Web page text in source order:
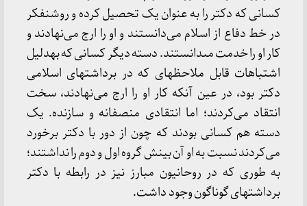
کسانى که دکتر را به‏ عنوان یک تحصیل‏ کرده و روشنفکر
در خط دفاع از اسلام مى‏‌دانستند و او را ارج مى‏‌نهادند و
کار او را خدمت مى‏دانستند. دسته دیگر کسانى که به‏دلیل
اشتباهات قابل ملاحظه‏اى که در برداشت‏هاى اسلامى
دکتر بود، در عین آنکه کار او را ارج مى‏‌نهادند، سخت
انتقاد مى‏‌کردند؛ اما انتقادى منصفانه و سازنده. یک
دسته هم کسانى بودند که چون از دور با دکتر برخورد
مى‌‏کردند نسبت به او آن بینش گروه اول و دوم را نداشتند؛
به‏ طورى که در روحانیون مبارز نیز در رابطه با دکتر
برداشت‏هاى گوناگون وجود داشت.